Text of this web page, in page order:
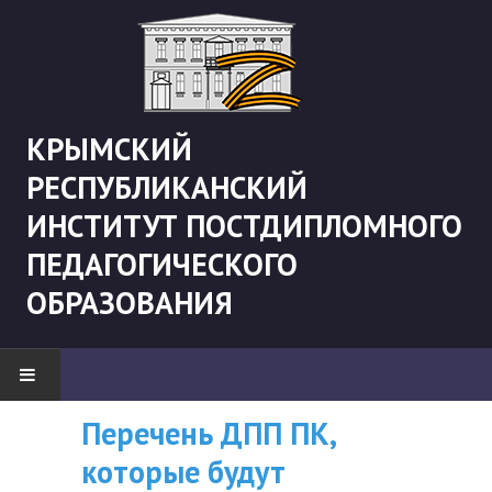
КРЫМСКИЙ
РЕСПУБЛИКАНСКИЙ
ИНСТИТУТ ПОСТДИПЛОМНОГО
ПЕДАГОГИЧЕСКОГО
ОБРАЗОВАНИЯ
НОВОСТИ
"Боевая" русистика
ВНИМАНИЮ
СЛУШАТЕЛЕЙ, У
Перечень ДПП ПК,
которые будут